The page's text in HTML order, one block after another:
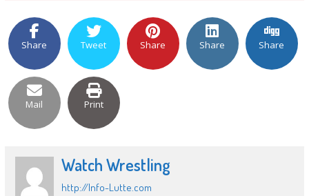
Share Tweet Share Share Share
Mail Print
Watch Wrestling
http://Info-Lutte.com